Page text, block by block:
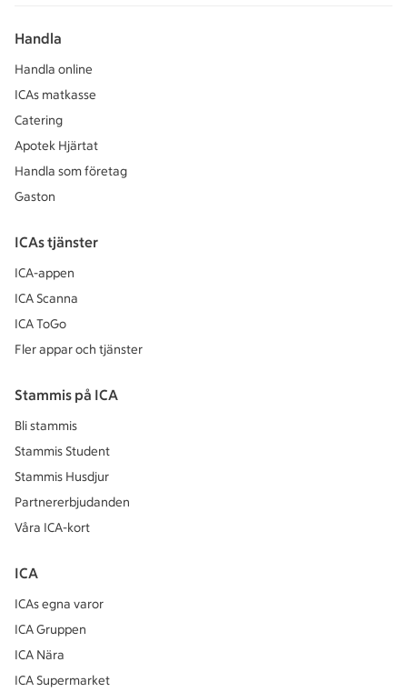
Handla
Handla online
ICAs matkasse
Catering
Apotek Hjärtat
Handla som företag
Gaston
ICAs tjänster
ICA-appen
ICA Scanna
ICA ToGo
Fler appar och tjänster
Stammis på ICA
Bli stammis
Stammis Student
Stammis Husdjur
Partnererbjudanden
Våra ICA-kort
ICA
ICAs egna varor
ICA Gruppen
ICA Nära
ICA Supermarket